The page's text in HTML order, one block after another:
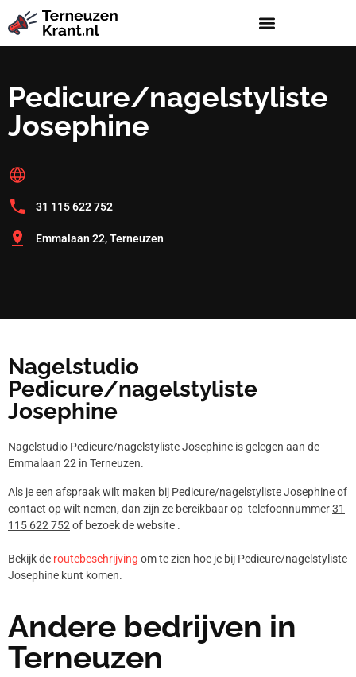
Pedicure/nagelstyliste
Josephine
31 115 622 752
Emmalaan 22, Terneuzen
Nagelstudio
Pedicure/nagelstyliste
Josephine
Nagelstudio Pedicure/nagelstyliste Josephine is gelegen aan de
Emmalaan 22 in Terneuzen.
Als je een afspraak wilt maken bij Pedicure/nagelstyliste Josephine of
contact op wilt nemen, dan zijn ze bereikbaar op telefoonnummer31
115 622 752 of bezoek de website .
Bekijk de routebeschrijving om te zien hoe je bij Pedicure/nagelstyliste
Josephine kunt komen.
Andere bedrijven in
Terneuzen